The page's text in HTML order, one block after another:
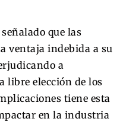
que las
ventaja indebida a su
a
libre elección de los
tiene esta
en la industria